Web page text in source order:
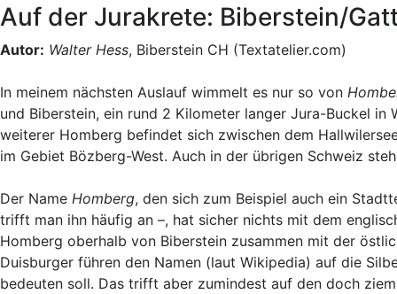
Auf der Jurakrete: Biberstein/
Autor: Walter Hess, Biberstein CH (Textatelier.com)
In meinem nächsten Auslauf wimmelt es nur so von
und Biberstein, ein rund 2 Kilometer langer Jura-Buckel
weiterer Homberg befindet sich zwischen dem
im Gebiet Bözberg-West. Auch in der übrigen Schweiz
Der Name Homberg, den sich zum Beispiel auch ein
trifft man ihn häufig an –, hat sicher nichts mit dem
Homberg oberhalb von Biberstein zusammen mit der
Duisburger führen den Namen (laut Wikipedia) auf die
bedeuten soll. Das trifft aber zumindest auf den doch